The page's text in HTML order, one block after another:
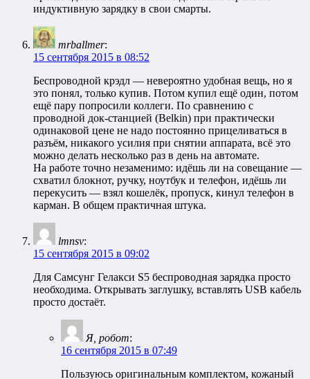
индуктивную зарядку в свои смарты.
mrballmer:
15 сентября 2015 в 08:52
Беспроводной крэдл — невероятно удобная вещь, но я
это понял, только купив. Потом купил ещё один, потом
ещё пару попросили коллеги. По сравнению с
проводной док-станцией (Belkin) при практически
одинаковой цене не надо постоянно прицеливаться в
разъём, никакого усилия при снятии аппарата, всё это
можно делать несколько раз в день на автомате.
На работе точно незаменимо: идёшь ли на совещание —
схватил блокнот, ручку, ноутбук и телефон, идёшь ли
перекусить — взял кошелёк, пропуск, кинул телефон в
карман. В общем практичная штука.
lmnsv:
15 сентября 2015 в 09:02
Для Самсунг Гелакси S5 беспроводная зарядка просто
необходима. Открывать заглушку, вставлять USB кабель
просто достаёт.
Я, робот:
16 сентября 2015 в 07:49
Пользуюсь оригинальным комплектом, кожаный